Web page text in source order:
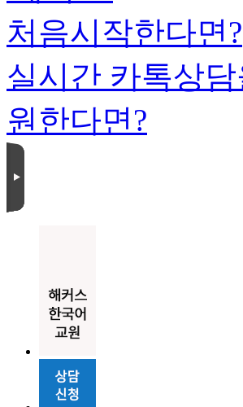
처음시작한다면?
실시간 카톡상담
원한다면?